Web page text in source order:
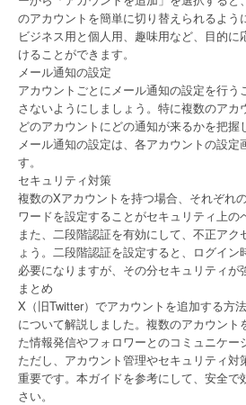
のアカウントを簡単に切り替えられるよう
ビジネス用と個人用、趣味用など、目的に
けることができます。
メール通知の設定
アカウントごとにメール通知の設定を行う
さないようにしましょう。特に複数のアカ
どのアカウントにどの通知が来るかを把握
メール通知の設定は、各アカウントの設定
す。
セキュリティ対策
複数のXアカウントを持つ場合、それぞれ
ワードを設定することがセキュリティ上の
また、二段階認証を有効にして、不正アク
ょう。二段階認証を設定すると、ログイ
必要になりますが、その分セキュリティが
まとめ
X（旧Twitter）でアカウントを追加する方
について解説しました。複数のアカウント
た情報発信やフォロワーとのコミュニケー
ただし、アカウント管理やセキュリティ
重要です。本ガイドを参考にして、安全で
さい。